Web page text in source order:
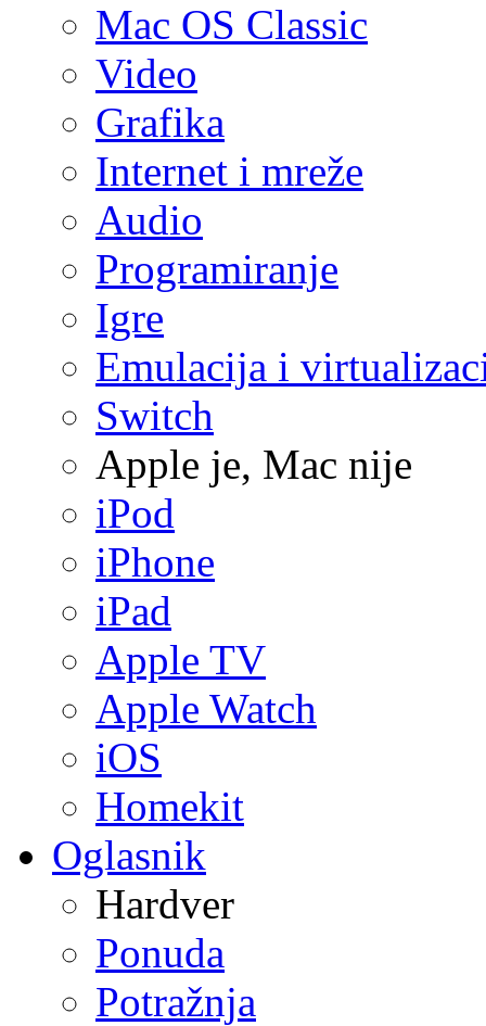
Mac OS Classic
Video
Grafika
Internet i mreže
Audio
Programiranje
Igre
Emulacija i
Switch
Apple je, Mac nije
iPod
iPhone
iPad
Apple TV
Apple Watch
iOS
Homekit
Oglasnik
Hardver
Ponuda
Potražnja